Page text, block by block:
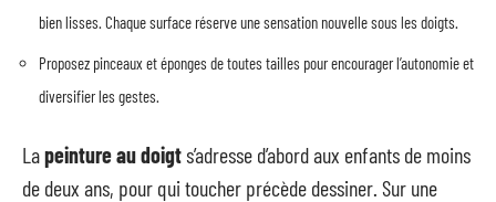
bien lisses. Chaque surface réserve une sensation nouvelle sous les doigts.
Proposez pinceaux et éponges de toutes tailles pour encourager l’autonomie et
diversifier les gestes.
Lapeinture au doigts’adresse d’abord aux enfants de moins
de deux ans, pour qui toucher précède dessiner. Sur une